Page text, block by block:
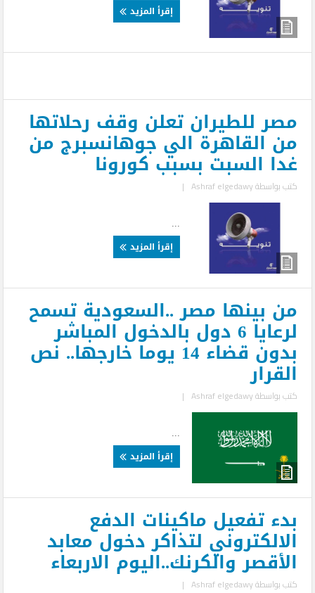
إقرأ المزيد
مصر للطيران تعلن وقف رحلاتها
من القاهرة الي جوهانسبرج من
غدا السبت بسبب كورونا
كتب بواسطةAshraf elgedawy
|
إقرأ المزيد
من بينها مصر ..السعودية تسمح
لرعايا 6 دول بالدخول المباشر
بدون قضاء 14 يوما خارجها.. نص
القرار
كتب بواسطةAshraf elgedawy
|
إقرأ المزيد
بدء تفعيل ماكينات الدفع
الالكتروني لتذاكر دخول معابد
الأقصر والكرنك..اليوم الاربعاء
كتب بواسطةAshraf elgedawy
|